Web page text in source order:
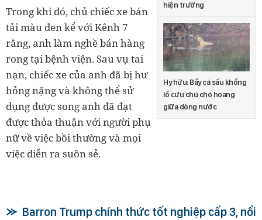
hiện trường
Hy hữu: Bầy cá sấu khổng
lồ cứu chú chó hoang
giữa dòng nước
Trong khi đó, chủ chiếc xe bán
tải màu đen kể với Kênh 7
rằng, anh làm nghề bán hàng
rong tại bệnh viện. Sau vụ tai
nạn, chiếc xe của anh đã bị hư
hỏng nặng và không thể sử
dụng được song anh đã đạt
được thỏa thuận với người phụ
nữ về việc bồi thường và mọi
việc diễn ra suôn sẻ.
Barron Trump chính thức tốt nghiệp cấp 3, nổi